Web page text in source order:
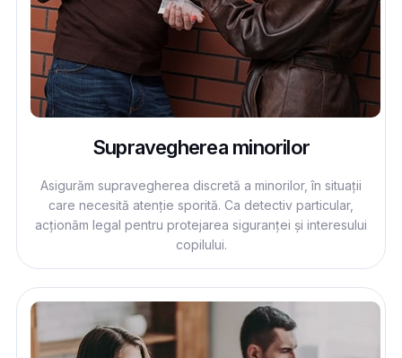
Supravegherea minorilor
Asigurăm supravegherea discretă a minorilor, în situații
care necesită atenție sporită. Ca detectiv particular,
acționăm legal pentru protejarea siguranței și interesului
copilului.